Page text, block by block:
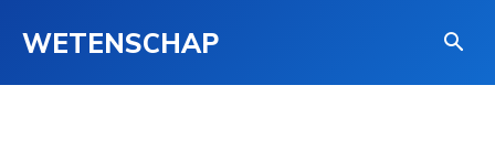
WETENSCHAP